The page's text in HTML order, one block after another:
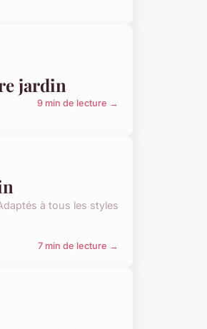
jardin
9 min de lecture →
à tous les styles
7 min de lecture →